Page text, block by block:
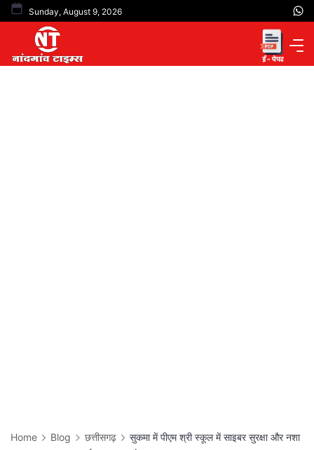
Skip
content
Sunday, August 9, 2026
Home Blog छत्तीसगढ़
सुकमा में पीएम श्री स्कूल में साइबर सुरक्षा और नशा